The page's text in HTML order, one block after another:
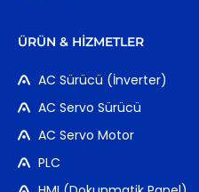
ÜRÜN & HIZMETLER
AC Sürücü (İnverter)
AC Servo Sürücü
AC Servo Motor
PLC